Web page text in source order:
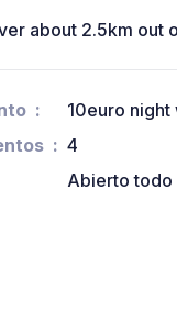
about 2.5km out
10euro
4
Abierto todo